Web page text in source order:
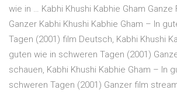
wie in … Kabhi Khushi Kabhie Gham Ganze
Ganzer Kabhi Khushi Kabhie Gham – In
Tagen (2001) film Deutsch, Kabhi Khushi
guten wie in schweren Tagen (2001)
schauen, Kabhi Khushi Kabhie Gham – In
schweren Tagen (2001) Ganzer film